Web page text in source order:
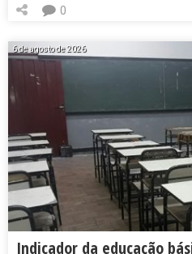
0
6 de agosto de 2026
Indicador da educação